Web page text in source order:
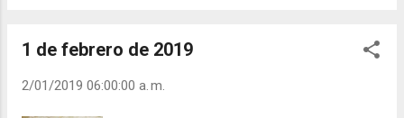
mandatos de Jesucristo son razonables,
ojo, diente por diente”. La existencia de Dios
1 de febrero de 2019
2/01/2019 06:00:00 a. m.